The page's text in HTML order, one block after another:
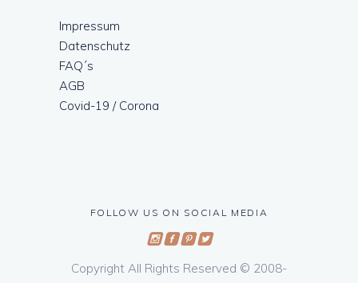
Impressum
Datenschutz
FAQ´s
AGB
Covid-19 / Corona
FOLLOW US ON SOCIAL MEDIA
Copyright All Rights Reserved © 2008-